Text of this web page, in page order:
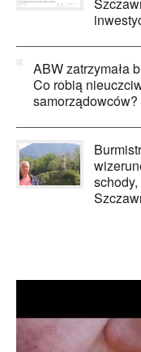
ABW zatrzymała
Co robią
samorządowców?